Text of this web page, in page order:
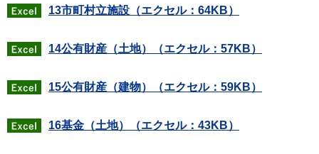
13市町村立施設（エクセル：64KB）
14公有財産（土地）（エクセル：57KB）
15公有財産（建物）（エクセル：59KB）
16基金（土地）（エクセル：43KB）